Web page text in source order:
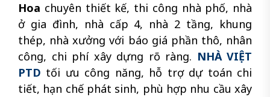
Hoa chuyên thiết kế, thi công nhà phố, nhà
ở gia đình, nhà cấp 4, nhà 2 tầng, khung
thép, nhà xưởng với báo giá phần thô, nhân
công, chi phí xây dựng rõ ràng. NHÀ VIỆT
PTD tối ưu công năng, hỗ trợ dự toán chi
tiết, hạn chế phát sinh, phù hợp nhu cầu xây